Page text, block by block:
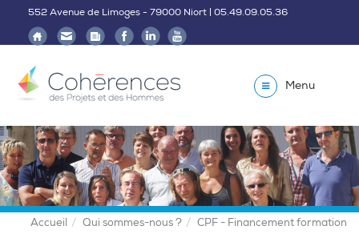
552 Avenue de Limoges - 79000 Niort | 05.49.09.05.36
Menu
Accueil Qui sommes-nous ? CPF - Financement formation